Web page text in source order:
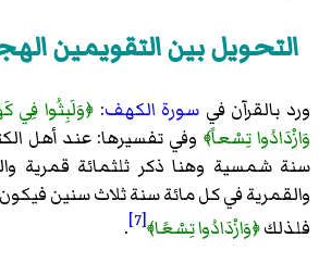
التحويل بين التقويمين
ورد بالقرآن في سورة الكهف: ﴿وَلَبِثُوا
وَازْدَادُوا تِسْعاً﴾ وفي تفسيرها: عند أهل
سنة شمسية وهنا ذكر ثلثمائة قمرية
والقمرية في كل مائة سنة ثلاث سنين
فلذلك﴿وَازْدَادُوا تِسْعًا﴾[7]
.